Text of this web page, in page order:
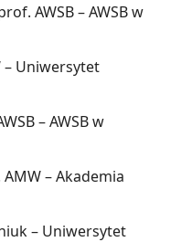
AWSB – AWSB w
– Uniwersytet
– AWSB w
– Akademia
– Uniwersytet